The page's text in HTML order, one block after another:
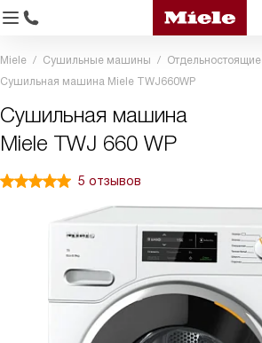
Miele Сушильные машины
Отдельностоящие
Сушильная машина Miele TWJ660WP
Сушильная машина
Miele TWJ 660 WP
5 отзывов